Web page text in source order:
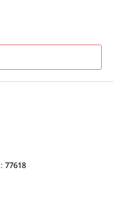
77618